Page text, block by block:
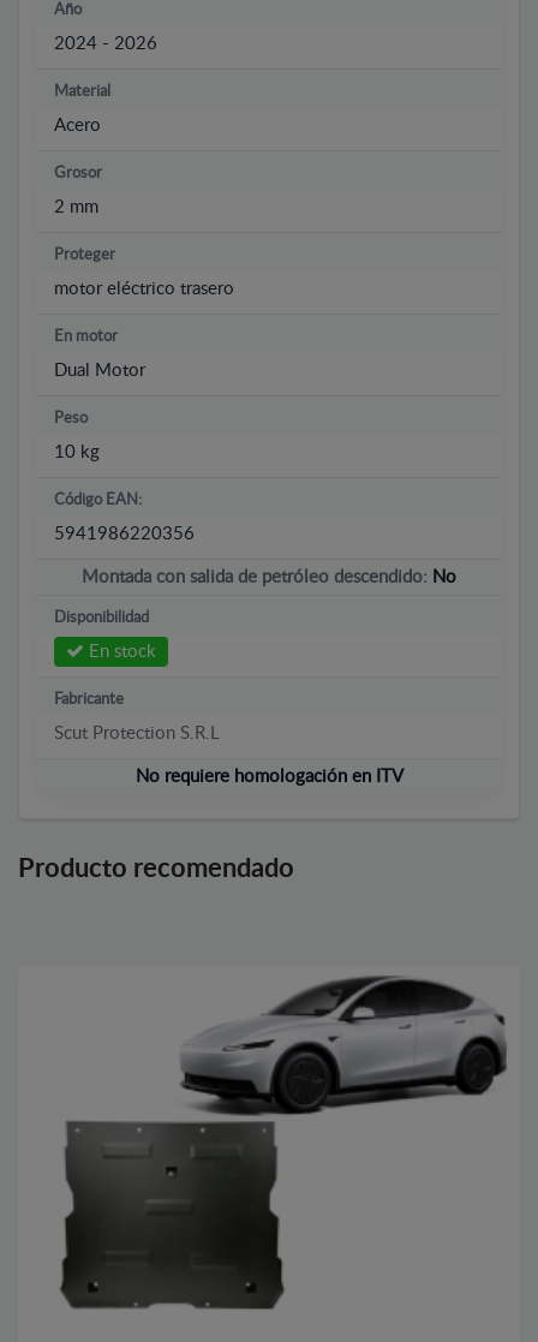
Año
2024 - 2026
Material
Acero
Grosor
2 mm
Proteger
motor eléctrico trasero
En motor
Dual Motor
Peso
10 kg
Código EAN:
5941986220356
Montada con salida de petróleo descendido: No
Disponibilidad
En stock
Fabricante
Scut Protection S.R.L
No requiere homologación en ITV
Producto recomendado